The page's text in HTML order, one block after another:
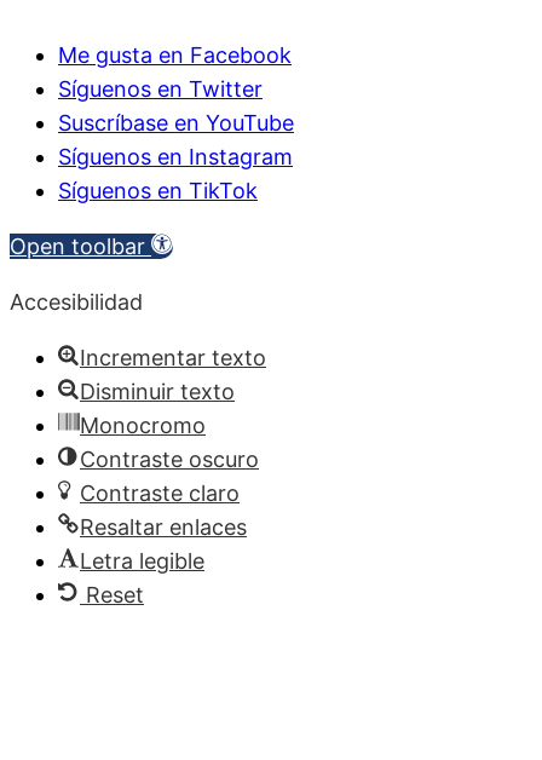
Me gusta en Facebook
Síguenos en Twitter
Suscríbase en YouTube
Síguenos en Instagram
Síguenos en TikTok
Open toolbar
Accesibilidad
Incrementar texto
Disminuir texto
Monocromo
Contraste oscuro
Contraste claro
Resaltar enlaces
Letra legible
Reset